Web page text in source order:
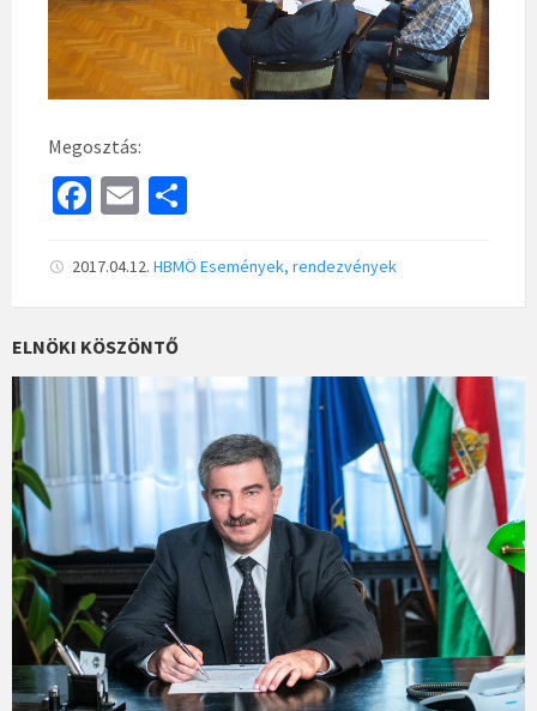
Megosztás:
Fa
b
o
o
k
E
ai
l
ar
e
2017.04.12. HBMÖ Események, rendezvények
ELNÖKI KÖSZÖNTŐ